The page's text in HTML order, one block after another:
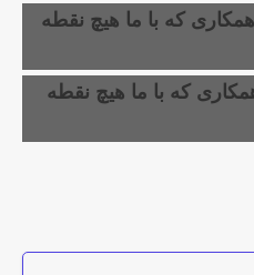
که با ما هیچ نقطه
که با ما هیچ نقطه